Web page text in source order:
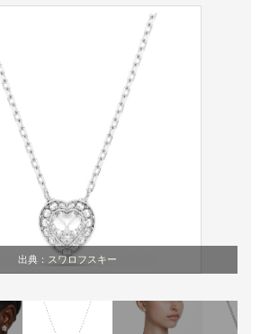
出典： スワロフスキー